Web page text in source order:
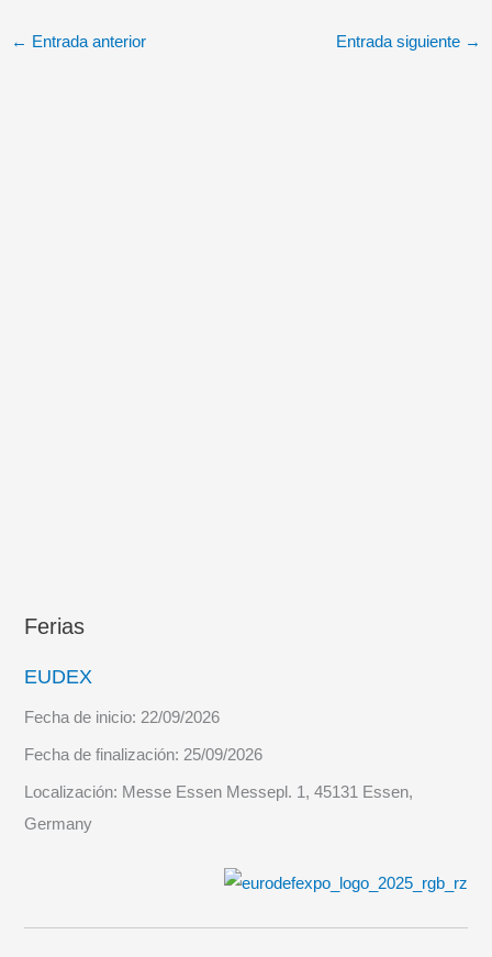
← Entrada anterior Entrada siguiente →
Ferias
EUDEX
Fecha de inicio: 22/09/2026
Fecha de finalización: 25/09/2026
Localización: Messe Essen Messepl. 1, 45131 Essen,
Germany